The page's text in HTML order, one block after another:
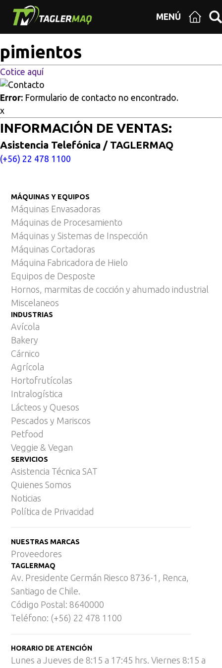
MENÚ
Multisitios
Descorazonadora de
pimientos
Cotice aquí
Error: Formulario de contacto no encontrado.
x
INFORMACIÓN DE VENTAS:
Asistencia Telefónica / TAGLERMAQ
(+56) 22 478 1100
MÁQUINAS Y EQUIPOS
Máquinas Envasadoras
Máquinas de Procesamiento
Máquinas y Sistemas de Inspección
Máquinas Cortadoras
Máquina Fabricadora de Hielo
Equipos de Desposte
Hornos, marmitas de cocción y ahumado industrial
Miscelaneos
INDUSTRIAS
Avícola
Bakery
Cárnico
Agrícola
Hortofrutícolas
Intralogística
Lácteos y Quesos
Pescados y Mariscos
Petfood
Veggie & Vegan
SERVICIOS
Asistencia Técnica SAT
Quienes Somos
Noticias
Política de Privacidad
NUESTRAS MARCAS
Proveedores
TAGLERMAQ
Av. Presidente Germán Riesco 8736-1, Renca,
Santiago de Chile.
Código Postal: 8640000
Teléfono: (+56) 22 478 1100
HORARIO DE ATENCIÓN
Lunes a Jueves de 8:15 a 17:45 hrs. Viernes 8:15 a